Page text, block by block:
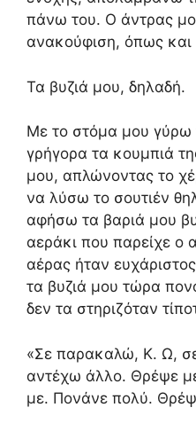
πάνω του. Ο άντρας
ανακούφιση, όπως και
Τα βυζιά μου, δηλαδή.
Με το στόμα μου
γρήγορα τα κουμπιά
μου, απλώνοντας το
να λύσω το σουτιέν
αφήσω τα βαριά μου
αεράκι που παρείχε ο
αέρας ήταν
τα βυζιά μου τώρα
δεν τα στηριζόταν
«Σε παρακαλώ, Κ. Ω,
αντέχω άλλο. Θρέψε
με. Πονάνε πολύ.